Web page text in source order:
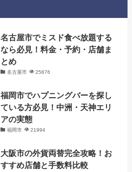
名古屋市でミスド食べ放題する
なら必見！料金・予約・店舗ま
とめ
名古屋市 25876
福岡市でハプニングバーを探し
ている方必見！中洲・天神エリ
アの実態
福岡市 21994
大阪市の外貨両替完全攻略！お
すすめ店舗と手数料比較